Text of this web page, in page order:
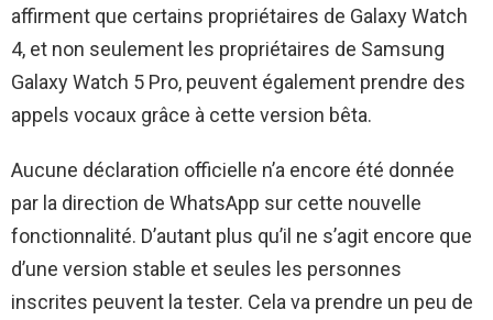
affirment que certains propriétaires de Galaxy Watch
4, et non seulement les propriétaires de Samsung
Galaxy Watch 5 Pro, peuvent également prendre des
appels vocaux grâce à cette version bêta.
Aucune déclaration officielle n’a encore été donnée
par la direction de WhatsApp sur cette nouvelle
fonctionnalité. D’autant plus qu’il ne s’agit encore que
d’une version stable et seules les personnes
inscrites peuvent la tester. Cela va prendre un peu de